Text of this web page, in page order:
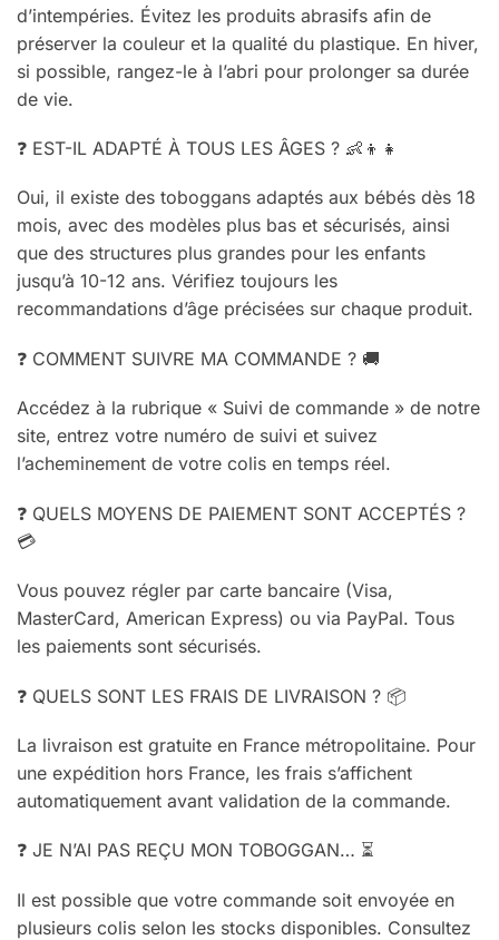
d’intempéries. Évitez les produits abrasifs afin de
préserver la couleur et la qualité du plastique. En hiver,
si possible, rangez-le à l’abri pour prolonger sa durée
de vie.
❓ EST-IL ADAPTÉ À TOUS LES ÂGES ? 👶👦👧
Oui, il existe des toboggans adaptés aux bébés dès 18
mois, avec des modèles plus bas et sécurisés, ainsi
que des structures plus grandes pour les enfants
jusqu’à 10-12 ans. Vérifiez toujours les
recommandations d’âge précisées sur chaque produit.
❓ COMMENT SUIVRE MA COMMANDE ? 🚚
Accédez à la rubrique « Suivi de commande » de notre
site, entrez votre numéro de suivi et suivez
l’acheminement de votre colis en temps réel.
❓ QUELS MOYENS DE PAIEMENT SONT ACCEPTÉS ?
💳
Vous pouvez régler par carte bancaire (Visa,
MasterCard, American Express) ou via PayPal. Tous
les paiements sont sécurisés.
❓ QUELS SONT LES FRAIS DE LIVRAISON ? 📦
La livraison est gratuite en France métropolitaine. Pour
une expédition hors France, les frais s’affichent
automatiquement avant validation de la commande.
❓ JE N’AI PAS REÇU MON TOBOGGAN… ⏳
Il est possible que votre commande soit envoyée en
plusieurs colis selon les stocks disponibles. Consultez